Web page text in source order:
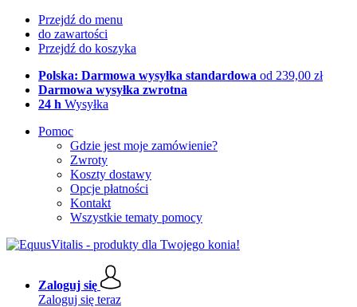
Przejdź do menu
do zawartości
Przejdź do koszyka
Polska: Darmowa wysyłka standardowa od 239,00 zł
Darmowa wysyłka zwrotna
24 h Wysyłka
Pomoc
Gdzie jest moje zamówienie?
Zwroty
Koszty dostawy
Opcje płatności
Kontakt
Wszystkie tematy pomocy
Zaloguj się
Zaloguj się teraz